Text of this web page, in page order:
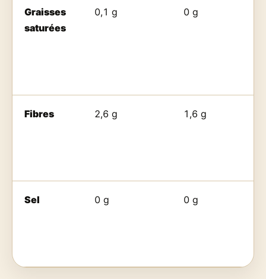
Graisses
saturées
0,1 g 0 g
Fibres 2,6 g 1,6 g
Sel 0 g 0 g